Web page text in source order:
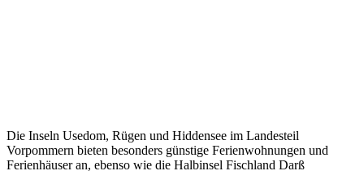
Die Inseln Usedom, Rügen und Hiddensee im Landesteil
Vorpommern bieten besonders günstige Ferienwohnungen und
Ferienhäuser an, ebenso wie die Halbinsel Fischland Darß